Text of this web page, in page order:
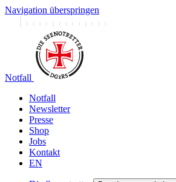
Navigation überspringen
Notfall
Notfall
Newsletter
Presse
Shop
Jobs
Kontakt
EN